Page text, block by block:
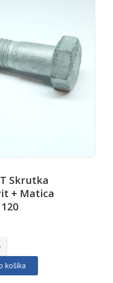
Skrutka
+ Matica
košíka